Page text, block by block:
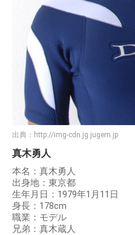
出典： http://img-cdn.jg.jugem.jp
真木勇人
本名：真木勇人
出身地：東京都
生年月日：1979年1月11日
身長：178cm
職業：モデル
兄弟：真木蔵人